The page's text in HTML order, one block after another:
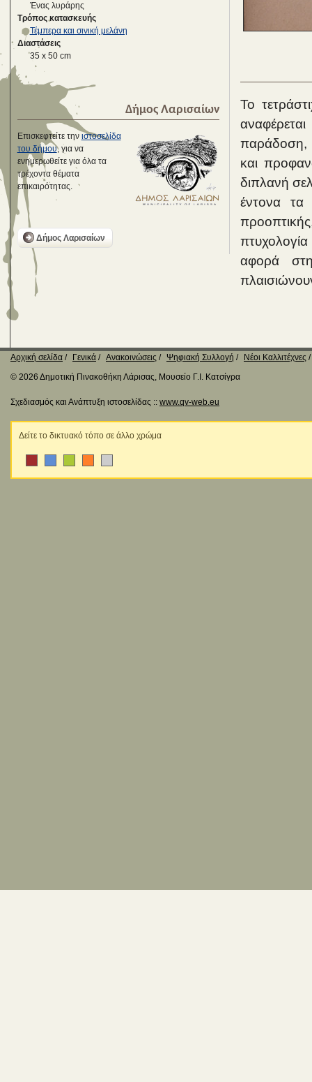
Ένας λυράρης
Τρόπος κατασκευής
Τέμπερα και σινική μελάνη
Διαστάσεις
35 x 50 cm
Δήμος Λαρισαίων
Επισκεφτείτε την ιστοσελίδα
του δήμου, για να
ενημερωθείτε για όλα τα
τρέχοντα θέματα
επικαιρότητας.
Δήμος Λαρισαίων
Το
παράδοση,
και
διπλανή
έντονα τα
αφορά
Αρχική σελίδα Γενικά Ανακοινώσεις Ψηφιακή Συλλογή
Νέοι Καλλιτέχνες
© 2026 Δημοτική Πινακοθήκη Λάρισας, Μουσείο Γ.Ι. Κατσίγρα
Σχεδιασμός και Ανάπτυξη ιστοσελίδας :: www.qv-web.eu
Δείτε το δικτυακό τόπο σε άλλο χρώμα